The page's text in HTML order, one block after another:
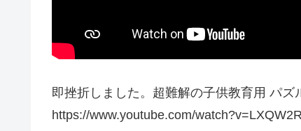
即挫折しました。超難解の子供教育用 パズ
https://www.youtube.com/